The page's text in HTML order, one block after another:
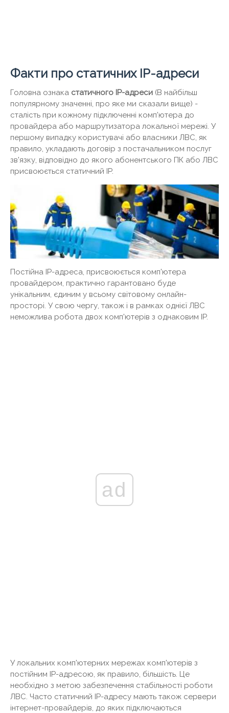
Факти про статичних IP-адреси
Головна ознака статичного IP-адреси (В найбільш
популярному значенні, про яке ми сказали вище) -
сталість при кожному підключенні комп'ютера до
провайдера або маршрутизатора локальної мережі. У
першому випадку користувачі або власники ЛВС, як
правило, укладають договір з постачальником послуг
зв'язку, відповідно до якого абонентського ПК або ЛВС
присвоюється статичний IP.
Постійна IP-адреса, присвоюється комп'ютера
провайдером, практично гарантовано буде
унікальним, єдиним у всьому світовому онлайн-
просторі. У свою чергу, також і в рамках однієї ЛВС
неможлива робота двох комп'ютерів з однаковим IP.
ad
У локальних комп'ютерних мережах комп'ютерів з
постійним IP-адресою, як правило, більшість. Це
необхідно з метою забезпечення стабільності роботи
ЛВС. Часто статичний IP-адресу мають також сервери
інтернет-провайдерів, до яких підключаються